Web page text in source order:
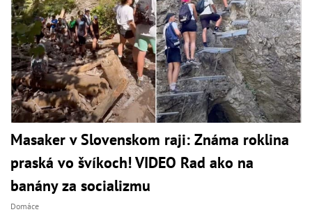
Masaker v Slovenskom raji: Známa roklina
praská vo švíkoch! VIDEO Rad ako na
banány za socializmu
Domáce